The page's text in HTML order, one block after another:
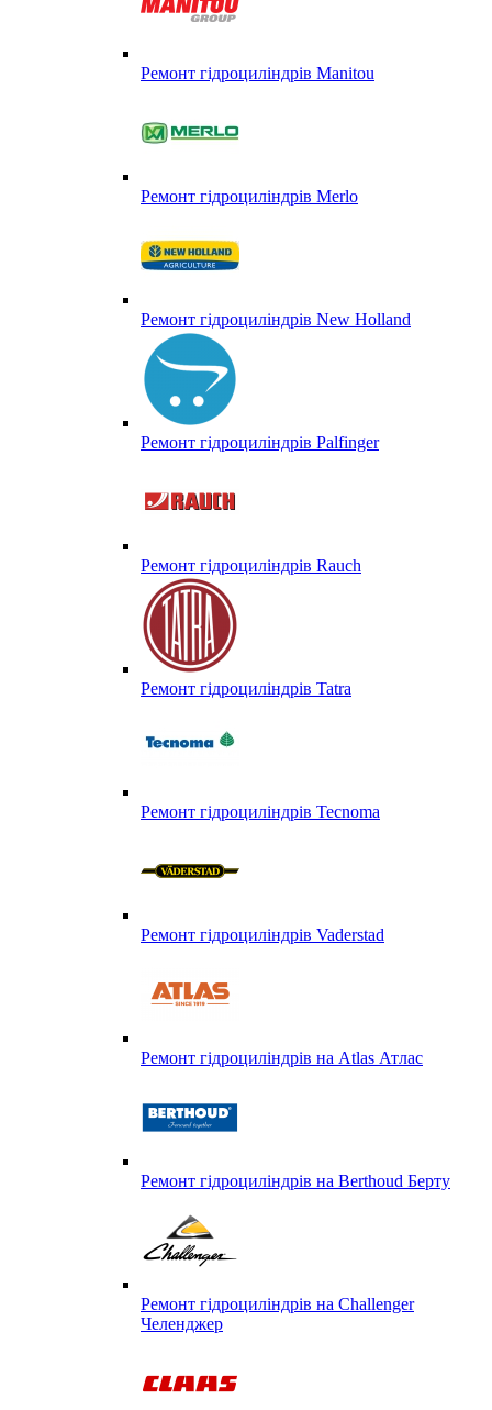
Ремонт гідроциліндрів Manitou
Ремонт гідроциліндрів Merlo
Ремонт гідроциліндрів New Holland
Ремонт гідроциліндрів Palfinger
Ремонт гідроциліндрів Rauch
Ремонт гідроциліндрів Tatra
Ремонт гідроциліндрів Tecnoma
Ремонт гідроциліндрів Vaderstad
Ремонт гідроциліндрів на Atlas Атлас
Ремонт гідроциліндрів на Berthoud Берту
Ремонт гідроциліндрів на Challenger
Челенджер